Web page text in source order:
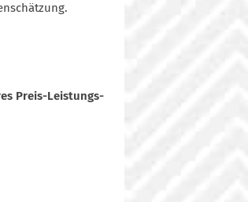
Preis-Leistungs-